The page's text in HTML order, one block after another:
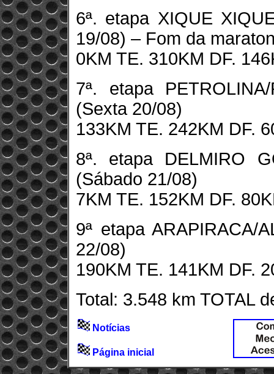
6ª. etapa XIQUE
19/08) – Fom da
0KM TE. 310KM DF.
7ª. etapa
(Sexta 20/08)
133KM TE. 242KM DF.
8ª. etapa DELMIRO
(Sábado 21/08)
7KM TE. 152KM DF.
9ª etapa ARAPIRACA/
22/08)
190KM TE. 141KM DF.
Total: 3.548 km TOTAL
Notícias
Página inicial